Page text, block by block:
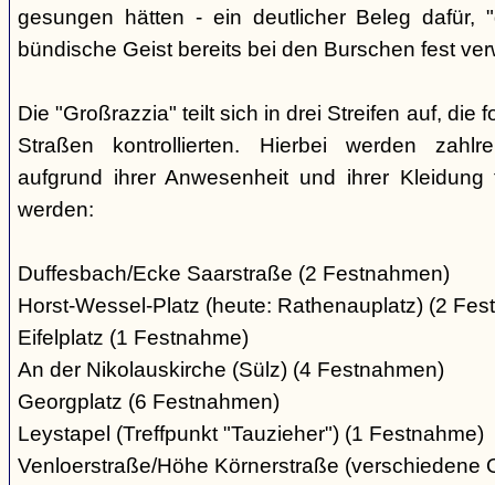
gesungen hätten - ein deutlicher Beleg dafür,
bündische Geist bereits bei den Burschen fest
Die "Großrazzia" teilt sich in drei Streifen auf, die
Straßen kontrollierten. Hierbei werden
aufgrund ihrer Anwesenheit und ihrer Kleidung
werden:
Duffesbach/Ecke Saarstraße (2 Festnahmen)
Horst-Wessel-Platz (heute: Rathenauplatz) (2
Eifelplatz (1 Festnahme)
An der Nikolauskirche (Sülz) (4 Festnahmen)
Georgplatz (6 Festnahmen)
Leystapel (Treffpunkt "Tauzieher") (1 Festnahme)
Venloerstraße/Höhe Körnerstraße (verschiedene